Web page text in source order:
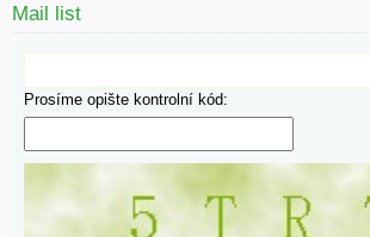
Mail list
Prosíme opište kontrolní kód: